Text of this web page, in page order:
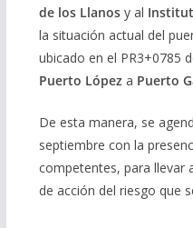
de los Llanosy al
la situación actual del
ubicado en el PR3+0785
Puerto Lópeza Puerto
De esta manera, se
septiembre con la
competentes, para llevar
de acción del riesgo que